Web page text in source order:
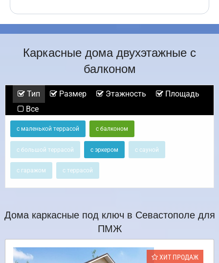
Каркасные дома двухэтажные с
балконом
Тип Размер Этажность
Площадь
Все
с маленькой террасой с балконом
с большой террасой с эркером с сауной
с гаражом с террасой
Дома каркасные под ключ в Севастополе для
ПМЖ
ХИТ ПРОДАЖ